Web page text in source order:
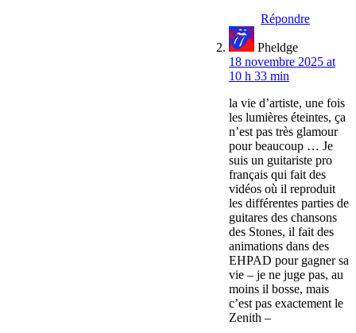
Répondre
Pheldge
18 novembre 2025 at
10 h 33 min
la vie d’artiste, une fois
les lumières éteintes, ça
n’est pas très glamour
pour beaucoup … Je
suis un guitariste pro
français qui fait des
vidéos où il reproduit
les différentes parties de
guitares des chansons
des Stones, il fait des
animations dans des
EHPAD pour gagner sa
vie – je ne juge pas, au
moins il bosse, mais
c’est pas exactement le
Zenith –